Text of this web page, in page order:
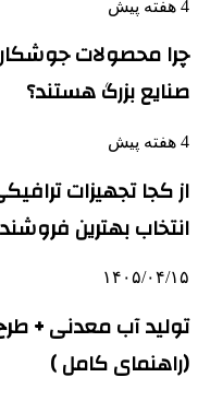
4 هفته پیش
صنایع بزرگ هستند؟
4 هفته پیش
از کجا تجهیزات
انتخاب بهترین
۱۴۰۵/۰۴/۱۵
تولید آب معدنی +
(راهنمای کامل )